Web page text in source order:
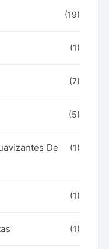
(19)
(1)
(7)
(5)
De
(1)
(1)
(1)